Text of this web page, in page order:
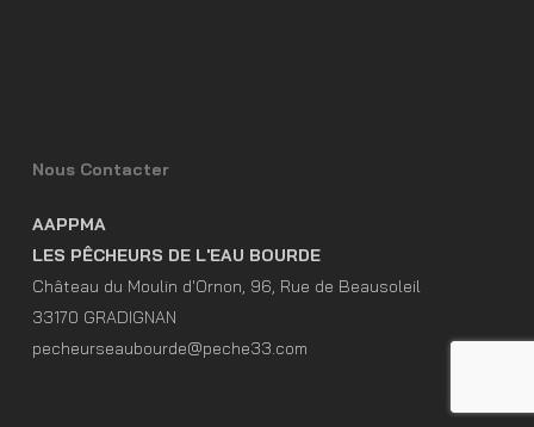
Nous Contacter
AAPPMA
LES PÊCHEURS DE L'EAU BOURDE
Château du Moulin d'Ornon, 96, Rue de Beausoleil
33170 GRADIGNAN
pecheurseaubourde@peche33.com